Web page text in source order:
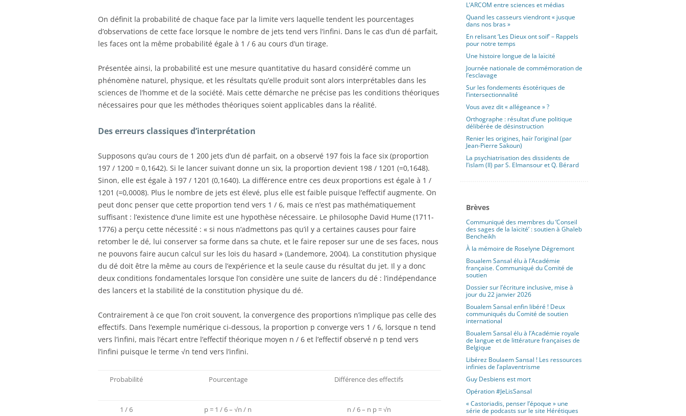
On définit la probabilité de chaque face par la limite vers laquelle tendent les pourcentages
d’observations de cette face lorsque le nombre de jets tend vers l’infini. Dans le cas d’un dé parfait,
les faces ont la même probabilité égale à 1 / 6 au cours d’un tirage.
Présentée ainsi, la probabilité est une mesure quantitative du hasard considéré comme un
phénomène naturel, physique, et les résultats qu’elle produit sont alors interprétables dans les
sciences de l’homme et de la société. Mais cette démarche ne précise pas les conditions théoriques
nécessaires pour que les méthodes théoriques soient applicables dans la réalité.
Des erreurs classiques d’interprétation
Supposons qu’au cours de 1 200 jets d’un dé parfait, on a observé 197 fois la face six (proportion
197 / 1200 = 0,1642). Si le lancer suivant donne un six, la proportion devient 198 / 1201 (=0,1648).
Sinon, elle est égale à 197 / 1201 (0,1640). La différence entre ces deux proportions est égale à 1 /
1201 (=0,0008). Plus le nombre de jets est élevé, plus elle est faible puisque l’effectif augmente. On
peut donc penser que cette proportion tend vers 1 / 6, mais ce n’est pas mathématiquement
suffisant : l’existence d’une limite est une hypothèse nécessaire. Le philosophe David Hume (1711-
1776) a perçu cette nécessité : « si nous n’admettons pas qu’il y a certaines causes pour faire
retomber le dé, lui conserver sa forme dans sa chute, et le faire reposer sur une de ses faces, nous
ne pouvons faire aucun calcul sur les lois du hasard » (Landemore, 2004). La constitution physique
du dé doit être la même au cours de l’expérience et la seule cause du résultat du jet. Il y a donc
deux conditions fondamentales lorsque l’on considère une suite de lancers du dé : l’indépendance
des lancers et la stabilité de la constitution physique du dé.
Contrairement à ce que l’on croit souvent, la convergence des proportions n’implique pas celle des
effectifs. Dans l’exemple numérique ci-dessous, la proportion p converge vers 1 / 6, lorsque n tend
vers l’infini, mais l’écart entre l’effectif théorique moyen n / 6 et l’effectif observé n p tend vers
l’infini puisque le terme √n tend vers l’infini.
Probabilité Pourcentage Différence des effectifs
1 / 6 p = 1 / 6 – √n / n n / 6 – n p = √n
L’ARCOM entre sciences et médias
Quand les casseurs viendront « jusque
dans nos bras »
En relisant ‘Les Dieux ont soif’ – Rappels
pour notre temps
Une histoire longue de la laïcité
Journée nationale de commémoration de
l’esclavage
Sur les fondements ésotériques de
l’intersectionnalité
Vous avez dit « allégeance » ?
Orthographe : résultat d’une politique
délibérée de désinstruction
Renier les origines, haïr l’original (par
Jean-Pierre Sakoun)
La psychiatrisation des dissidents de
l’islam (II) par S. Elmansour et Q. Bérard
Brèves
Communiqué des membres du ‘Conseil
des sages de la laïcité’ : soutien à Ghaleb
Bencheikh
À la mémoire de Roselyne Dégremont
Boualem Sansal élu à l’Académie
française. Communiqué du Comité de
soutien
Dossier sur l’écriture inclusive, mise à
jour du 22 janvier 2026
Boualem Sansal enfin libéré ! Deux
communiqués du Comité de soutien
international
Boualem Sansal élu à l’Académie royale
de langue et de littérature françaises de
Belgique
Libérez Boulaem Sansal ! Les ressources
infinies de l’aplaventrisme
Guy Desbiens est mort
Opération #JeLisSansal
« Castoriadis, penser l’époque » une
série de podcasts sur le site Hérétiques